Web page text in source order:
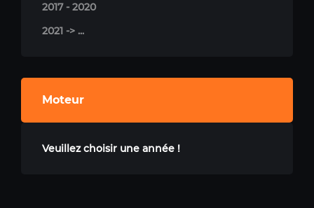
2017 - 2020
2021 -> ...
Moteur
Veuillez choisir une année !